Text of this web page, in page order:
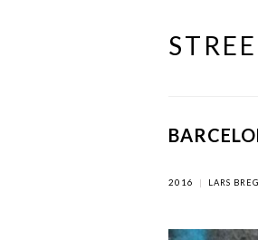
Skip
2016 | LARS